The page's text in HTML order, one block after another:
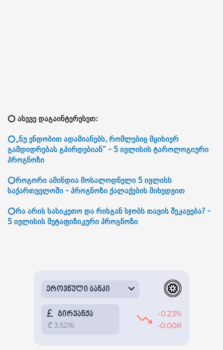
⭕ ასევე დაგაინტერესეთ:
⭕„ნუ ენდობით ადამიანებს, რომლებიც მყისიერ
გამდიდრებას გპირდებიან“ - 5 ივლისის ტაროლოგიური
პროგნოზი
⭕როგორი ამინდია მოსალოდნელი 5 ივლისს
საქართველოში - პროგნოზი ქალაქების მიხედვით
⭕რა არის სასიკეთო და რისგან სჯობს თავის შეკავება? -
5 ივლისის მეტაფიზიკური პროგნოზი